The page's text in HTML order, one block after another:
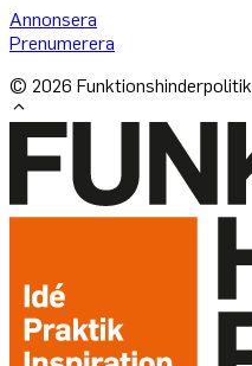
Annonsera
Prenumerera
© 2026 Funktionshinderpolitik